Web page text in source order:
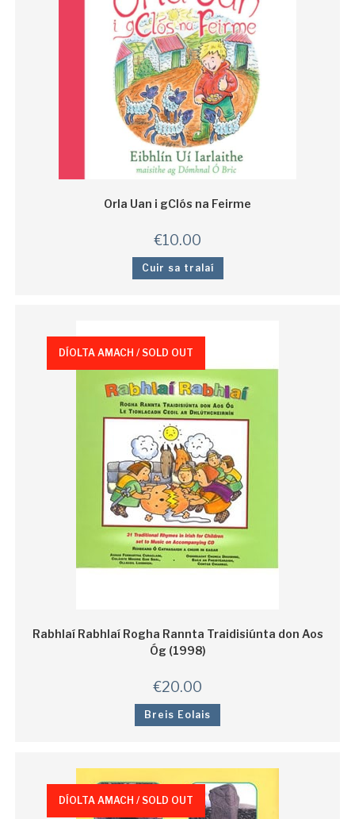
Orla Uan i gClós na Feirme
€10.00
Cuir sa tralaí
DÍOLTA AMACH / SOLD OUT
Rabhlaí Rabhlaí Rogha Rannta Traidisiúnta don Aos
Óg (1998)
€20.00
Breis Eolais
DÍOLTA AMACH / SOLD OUT